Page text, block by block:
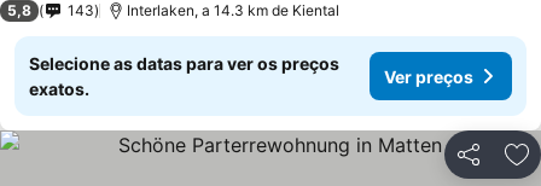
5,8 143 Interlaken, a 14.3 km de Kiental
Selecione as datas para ver os preços
exatos.
Ver preços
Partilhar